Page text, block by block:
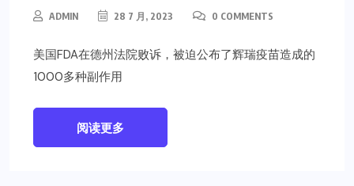
ADMIN 28 7 月, 2023 0 COMMENTS
美国FDA在德州法院败诉，被迫公布了辉瑞疫苗造成的
1000多种副作用
阅读更多